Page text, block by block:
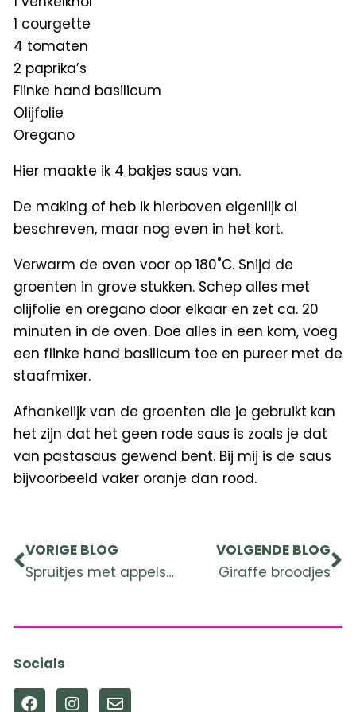
1 courgette
4 tomaten
2 paprika’s
Flinke hand basilicum
Olijfolie
Oregano
Hier maakte ik 4 bakjes saus van.
De making of heb ik hierboven eigenlijk al
beschreven, maar nog even in het kort.
Verwarm de oven voor op 180˚C. Snijd de
groenten in grove stukken. Schep alles met
olijfolie en oregano door elkaar en zet ca. 20
minuten in de oven. Doe alles in een kom, voeg
een flinke hand basilicum toe en pureer met de
staafmixer.
Afhankelijk van de groenten die je gebruikt kan
het zijn dat het geen rode saus is zoals je dat
van pastasaus gewend bent. Bij mij is de saus
bijvoorbeeld vaker oranje dan rood.
VORIGE BLOG
Spruitjes met appelstroop
VOLGENDE BLOG
Giraffe broodjes
Socials
F I E